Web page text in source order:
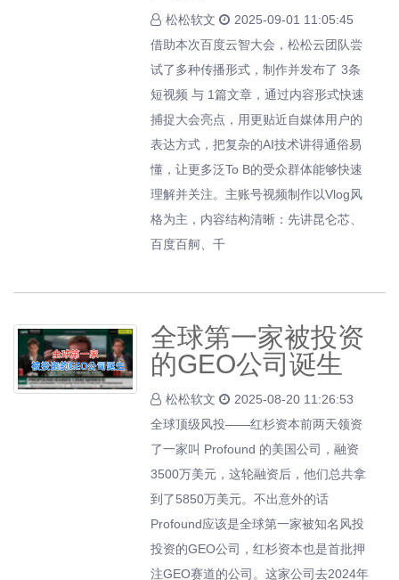
松松软文
2025-09-01 11:05:45
借助本次百度云智大会，松松云团队尝
试了多种传播形式，制作并发布了 3条
短视频 与 1篇文章，通过内容形式快速
捕捉大会亮点，用更贴近自媒体用户的
表达方式，把复杂的AI技术讲得通俗易
懂，让更多泛To B的受众群体能够快速
理解并关注。主账号视频制作以Vlog风
格为主，内容结构清晰：先讲昆仑芯、
百度百舸、千
全球第一家被投资
的GEO公司诞生
松松软文
2025-08-20 11:26:53
全球顶级风投——红杉资本前两天领资
了一家叫 Profound 的美国公司，融资
3500万美元，这轮融资后，他们总共拿
到了5850万美元。不出意外的话
Profound应该是全球第一家被知名风投
投资的GEO公司，红杉资本也是首批押
注GEO赛道的公司。这家公司去2024年